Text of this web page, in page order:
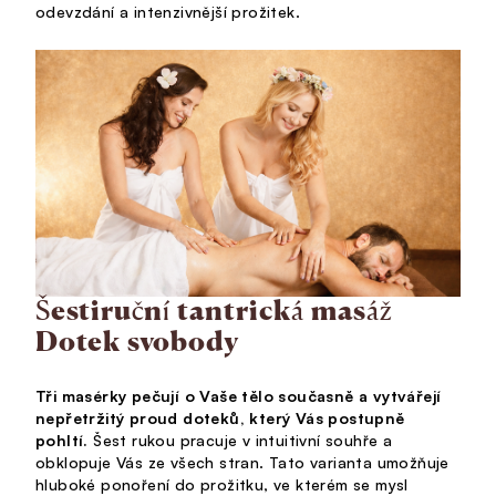
odevzdání a intenzivnější prožitek.
Šestiruční tantrická masáž
Dotek svobody
Tři masérky pečují o Vaše tělo současně a vytvářejí
nepřetržitý proud doteků, který Vás postupně
pohltí. Šest rukou pracuje v intuitivní souhře a
obklopuje Vás ze všech stran. Tato varianta umožňuje
hluboké ponoření do prožitku, ve kterém se mysl